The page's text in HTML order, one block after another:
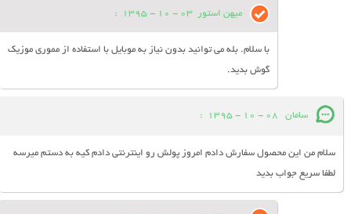
میهن استور 03 - 10 - 1395
:
با سلام. بله می توانید بدون نیاز به موبایل با استفاده از مموری موزیک
گوش بدید.
سامان 08 - 10 - 1395
:
سلام من این محصول سفارش دادم امروز پولش رو اینترنتی دادم کیه به دستم میرسه
لطفا سریع جواب بدید